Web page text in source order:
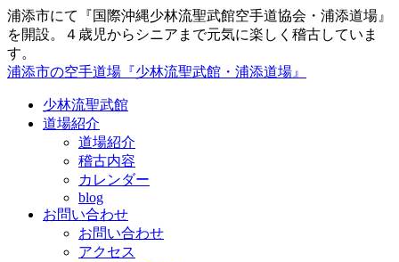
浦添市にて『国際沖縄少林流聖武館空手道協会・浦添道場』
を開設。４歳児からシニアまで元気に楽しく稽古していま
す。
浦添市の空手道場『少林流聖武館・浦添道場』
少林流聖武館
道場紹介
道場紹介
稽古内容
カレンダー
blog
お問い合わせ
お問い合わせ
アクセス